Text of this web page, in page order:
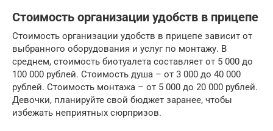
Стоимость организации удобств в прицепе
Стоимость организации удобств в прицепе зависит от
выбранного оборудования и услуг по монтажу. В
среднем, стоимость биотуалета составляет от 5 000 до
100 000 рублей. Стоимость душа – от 3 000 до 40 000
рублей. Стоимость монтажа – от 5 000 до 20 000 рублей.
Девочки, планируйте свой бюджет заранее, чтобы
избежать неприятных сюрпризов.